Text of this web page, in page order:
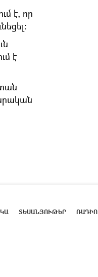
է, որ
է
ՏԵՍԱՆՅՈՒԹԵՐ ՌԱԴԻՈ